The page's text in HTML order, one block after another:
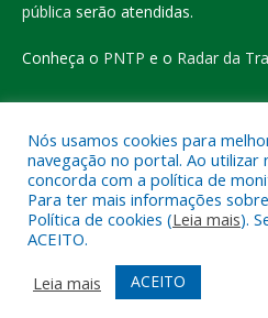
pública serão atendidas.
Conheça o PNTP e o Radar da
Todos os direitos reservados a
do
Mapa do Site
Acessar o
Nós usamos cookies para
navegação no portal. Ao utilizar
concorda com a política de
Para ter mais informações
Política de cookies (Leia mais).
ACEITO.
Leia mais
ACEITO